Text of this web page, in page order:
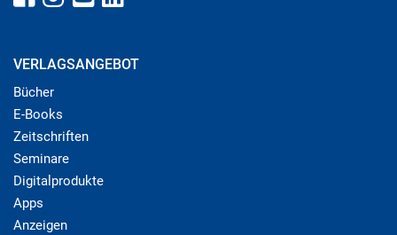
VERLAGSANGEBOT
Bücher
E-Books
Zeitschriften
Seminare
Digitalprodukte
Apps
Anzeigen